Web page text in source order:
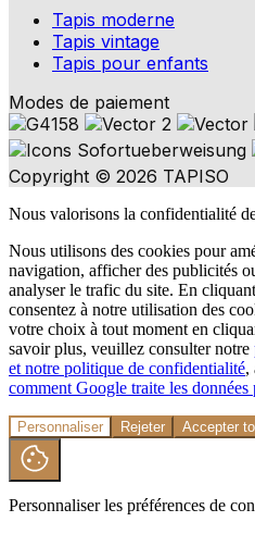
Tapis moderne
Tapis vintage
Tapis pour enfants
Modes de paiement
Copyright © 2026 TAPISO
Nous valorisons la confidentialité
Nous utilisons des cookies pour
navigation, afficher des publicités
analyser le trafic du site. En
consentez à notre utilisation des
votre choix à tout moment en
savoir plus, veuillez consulter notre
et notre politique de confidentialité,
comment Google traite les données
Personnaliser Rejeter Accepter
Personnaliser les préférences de